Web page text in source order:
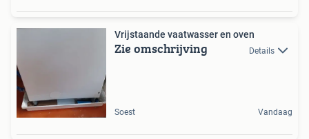
Vrijstaande vaatwasser en oven
Zie omschrijving Details
Soest Vandaag